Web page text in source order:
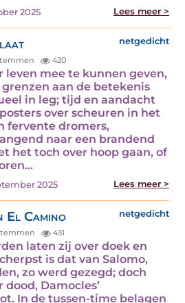
2025 Lees meer >
netgedicht
420
leven mee te kunnen geven,
aan de betekenis
in leg; tijd en aandacht
over scheuren in het
fervente dromers,
naar een brandend
het toch over hoop gaan, of
2025 Lees meer >
Camino netgedicht
431
laten zij over doek en
is dat van Salomo,
zo werd gezegd; doch
Damocles’
In de tussen-time belagen